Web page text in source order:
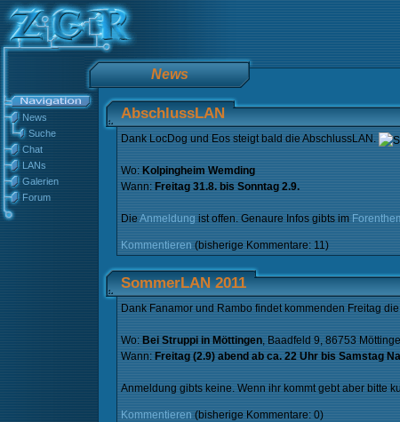
News
News
Suche
Chat
LANs
Galerien
Forum
AbschlussLAN
Dank LocDog und Eos steigt bald die AbschlussLAN.
Wo: Kolpingheim Wemding
Wann: Freitag 31.8. bis Sonntag 2.9.
Die Anmeldung ist offen. Genaure Infos gibts im
Kommentieren (bisherige Kommentare: 11)
SommerLAN 2011
Dank Fanamor und Rambo findet kommenden Freitag
Wo: Bei Struppi in Möttingen, Baadfeld 9, 86753
Wann: Freitag (2.9) abend ab ca. 22 Uhr bis Samstag
Anmeldung gibts keine. Wenn ihr kommt gebt aber bitte
Kommentieren (bisherige Kommentare: 0)